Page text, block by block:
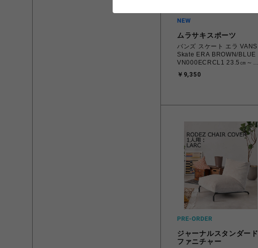
ムラサキスポーツ
バンズ スケート エラ VANS
Skate ERA BROWN/BLUE
VN000ECRCL1 23.5㎝～
ディース シューズ
￥9,350
ジャーナルスタンダード
ファニチャー